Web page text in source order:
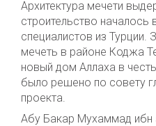
Архитектура мечети
строительство началось
специалистов из Турции.
мечеть в районе Коджа
новый дом Аллаха в
было решено по совету
проекта.
Абу Бакар Мухаммад ибн